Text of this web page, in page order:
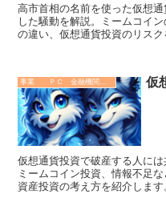
高市首相の名前を使った仮想
した騒動を解説。ミームコイ
の違い、仮想通貨投資のリスク
事業 ＰＣ 金融機関 その他 仮
仮想通貨投資で破産する人に
ミームコイン投資、情報不足
資産投資の考え方を紹介します